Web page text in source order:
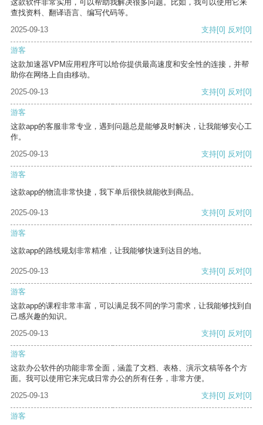
这款软件非常实用，可以帮助我解决很多问题。比如，我可以使用它来
查找资料、翻译语言、编写代码等。
2025-09-13
支持[0] 反对[0]
游客
这款加速器VPM应用程序可以给你提供最高速度和安全性的连接，并帮
助你在网络上自由移动。
2025-09-13
支持[0] 反对[0]
游客
这款app的客服非常专业，遇到问题总是能够及时解决，让我能够安心工
作。
2025-09-13
支持[0] 反对[0]
游客
这款app的物流非常快捷，我下单后很快就能收到商品。
2025-09-13 支持[0] 反对[0]
游客
这款app的路线规划非常精准，让我能够快速到达目的地。
2025-09-13 支持[0] 反对[0]
游客
这款app的课程非常丰富，可以满足我不同的学习需求，让我能够找到自
己感兴趣的知识。
2025-09-13
支持[0] 反对[0]
游客
这款办公软件的功能非常全面，涵盖了文档、表格、演示文稿等各个方
面。我可以使用它来完成日常办公的所有任务，非常方便。
2025-09-13
支持[0] 反对[0]
游客